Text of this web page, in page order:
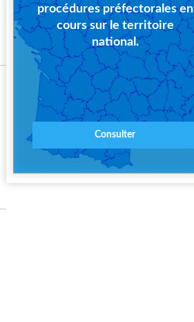
procédures préfectorales en
cours sur le territoire
national.
Consulter